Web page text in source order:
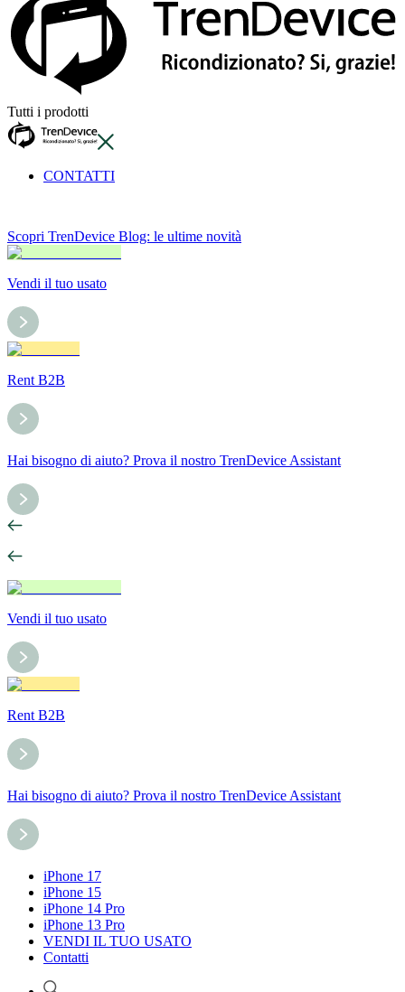
Tutti i prodotti
CONTATTI
Scopri TrenDevice Blog: le ultime novità
Vendi il tuo usato
Rent B2B
Hai bisogno di aiuto? Prova il nostro TrenDevice Assistant
Vendi il tuo usato
Rent B2B
Hai bisogno di aiuto? Prova il nostro TrenDevice Assistant
iPhone 17
iPhone 15
iPhone 14 Pro
iPhone 13 Pro
VENDI IL TUO USATO
Contatti